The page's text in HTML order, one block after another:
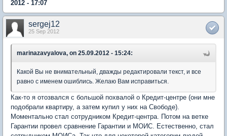
2012 - 17:07
sergej12
25 Sep 2012
marinazavyalova, on 25.09.2012 - 15:24:
Какой Вы не внимательный, дважды редактировали текст, и все
равно с именем ошиблись. Желаю Вам исправиться.
Как-то я отозвался с большой похвалой о Кредит-центре (они мне
подобрали квартиру, а затем купил у них на Свободе).
Моментально стал сотрудником Кредит-центра. Потом на ветке
Гарантии провел сравнение Гарантии и МОИС. Естественно, стал